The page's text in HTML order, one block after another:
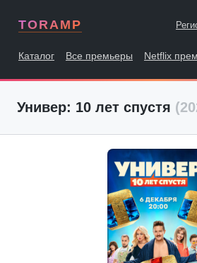
TORAMP
Каталог Все премьеры Netflix
Универ: 10 лет спустя